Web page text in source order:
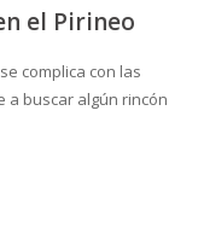
el Pirineo
complica con las
a buscar algún rincón